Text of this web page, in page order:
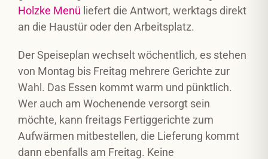
Holzke Menü liefert die Antwort, werktags direkt
an die Haustür oder den Arbeitsplatz.
Der Speiseplan wechselt wöchentlich, es stehen
von Montag bis Freitag mehrere Gerichte zur
Wahl. Das Essen kommt warm und pünktlich.
Wer auch am Wochenende versorgt sein
möchte, kann freitags Fertiggerichte zum
Aufwärmen mitbestellen, die Lieferung kommt
dann ebenfalls am Freitag. Keine